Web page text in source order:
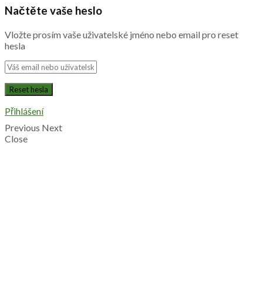
Načtěte vaše heslo
Vložte prosím vaše uživatelské jméno nebo email pro reset
hesla
Přihlášení
Previous Next
Close